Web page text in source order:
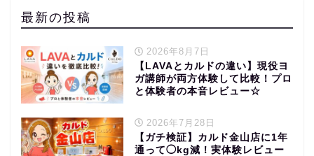
最新の投稿
2026年8月7日
【LAVAとカルドの違い】現役ヨ
ガ講師が両方体験して比較！プロ
と体験者の本音レビュー☆
2026年7月28日
【ガチ検証】カルド金山店に1年
通って◯kg減！実体験レビュー